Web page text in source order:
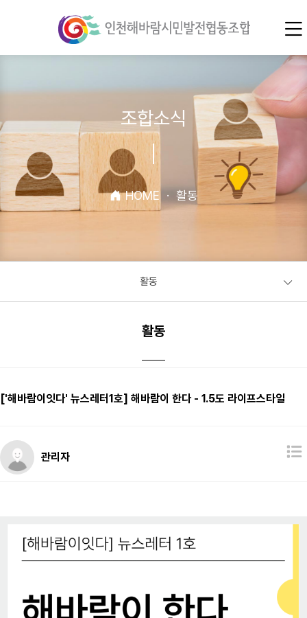
조합소식
HOME · 활동
활동
활동
['해바람이잇다' 뉴스레터1호] 해바람이 한다 - 1.5도 라이프스타일
관리자